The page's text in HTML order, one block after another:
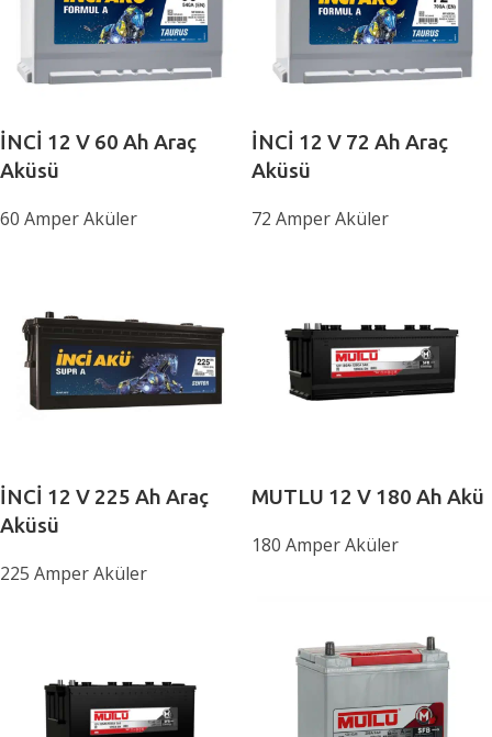
İNCİ 12 V 60 Ah Araç
Aküsü
60 Amper Aküler
İNCİ 12 V 72 Ah Araç
Aküsü
72 Amper Aküler
İNCİ 12 V 225 Ah Araç
Aküsü
225 Amper Aküler
MUTLU 12 V 180 Ah Akü
180 Amper Aküler